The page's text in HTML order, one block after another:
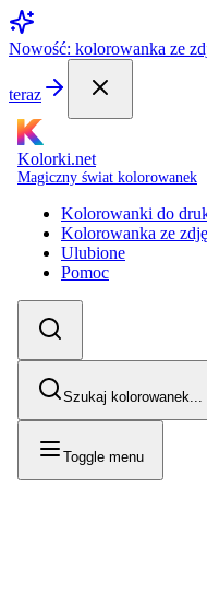
Nowość: kolorowanka ze
teraz
Kolorki.net
Magiczny świat kolorowanek
Kolorowanki do
Kolorowanka ze
Ulubione
Pomoc
Szukaj kolorowanek...
Toggle menu